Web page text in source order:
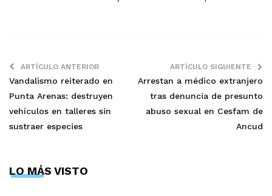
ARTÍCULO ANTERIOR
Vandalismo reiterado en
Punta Arenas: destruyen
vehículos en talleres sin
sustraer especies
ARTÍCULO SIGUIENTE
Arrestan a médico extranjero
tras denuncia de presunto
abuso sexual en Cesfam de
Ancud
LO MÁS VISTO